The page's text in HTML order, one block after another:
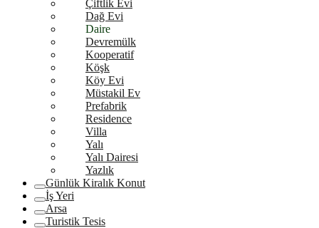
Çiftlik Evi
Dağ Evi
Daire
Devremülk
Kooperatif
Köşk
Köy Evi
Müstakil Ev
Prefabrik
Residence
Villa
Yalı
Yalı Dairesi
Yazlık
Günlük Kiralık Konut
İş Yeri
Arsa
Turistik Tesis